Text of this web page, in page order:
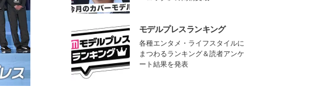
モデルプレスランキング
各種エンタメ・ライフスタイルに
まつわるランキング＆読者アンケ
ート結果を発表